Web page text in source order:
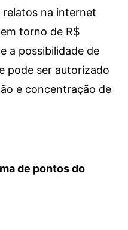
na internet
torno de R$
a possibilidade de
pode ser autorizado
e concentração de
de pontos do